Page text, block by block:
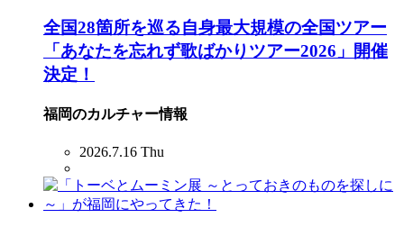
全国28箇所を巡る自身最大規模の全国ツアー
「あなたを忘れず歌ばかりツアー2026」開催
決定！
福岡のカルチャー情報
2026.7.16 Thu